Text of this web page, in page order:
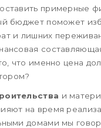
примерные
бюджет поможет
и лишних
что именно цена
и
на время
домами мы